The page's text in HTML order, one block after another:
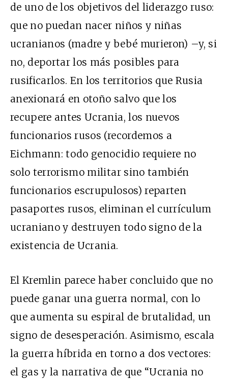
de uno de los objetivos del liderazgo ruso:
que no puedan nacer niños y niñas
ucranianos (madre y bebé murieron) –y, si
no, deportar los más posibles para
rusificarlos. En los territorios que Rusia
anexionará en otoño salvo que los
recupere antes Ucrania, los nuevos
funcionarios rusos (recordemos a
Eichmann: todo genocidio requiere no
solo terrorismo militar sino también
funcionarios escrupulosos) reparten
pasaportes rusos, eliminan el currículum
ucraniano y destruyen todo signo de la
existencia de Ucrania.
El Kremlin parece haber concluido que no
puede ganar una guerra normal, con lo
que aumenta su espiral de brutalidad, un
signo de desesperación. Asimismo, escala
la guerra híbrida en torno a dos vectores:
el gas y la narrativa de que “Ucrania no